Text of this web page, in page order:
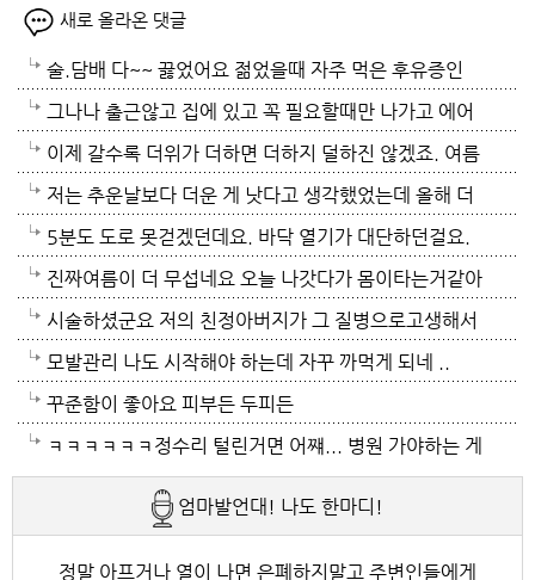
새로 올라온 댓글
술.담배 다~~ 끓었어요 젊었을때 자주 먹은 후유증인
가? 나이먹어서 생고생중 입니다 ㅠㅠㅠㅠ
그나나 출근않고 집에 있고 꼭 필요할때만 나가고 에어
컨 켜고 있으니 그나마 잘견디고 있네요 이렇게 에어컨
이 가열되면 지구온도는 더 올라갈것이고 전력은 더 모
자날것이고 악순환이죠
이제 갈수록 더위가 더하면 더하지 덜하진 않겠죠. 여름
만 없음 좋겠어요. 여름이 무서워요.ㅎ 겨울엔 추움 옷
이래도 껴입고 집에 가만있음 되는데 ..여름은 집을나가
기가 겁나요. 장대비가 한바탕 퍼부움 좋겠네요.
저는 추운날보다 더운 게 낫다고 생각했었는데 올해 더
위는 난생처음 겪는 거라 적응이 안되네요. 제발 비가 쏟
아져서 기온이 내려가면 좋겠어요.
5분도 도로 못걷겠던데요. 바닥 열기가 대단하던걸요.
지하도로 들어가서 병원근처서 또다시 지상으로 올라와
병원갔네요. 두군데를 가느라고 어제그랬죠. 엔간하면
밖에 나가지마요. 쓰러져요.ㅎ쿠팡에서 배달시키고 집
에있는걸로 저도 해결하네요. 처서가 23일이네요. 비좀
왔음 좋겠어요.근대 당분간 비소식이 없더라구요. 내일
부터 중부지방은 더위가 좀 주춤한다 일기예보서 그러
긴하데요. 좀만 참으면 되겠지요. 에어컨 없는집 어찌사
나 몰라요. 서울 봉천동 아파트엔 전기나가고 물도안나
진짜여름이 더 무섭네요 오늘 나갓다가 몸이타는거같아
택시타고 왔어요 당분간 안나가야겠어요 처서가 되면
햇빛도 덜따갑고 더위도 한풀꺽이던데 이러다가 여름나
라로 변할수도 있겠어요 쿠팡에 바람나오는 팬달린 조
끼팔던데 그거는 오래는 사용이안되겠지요 태풍이라도
불어 이 열기를 식혀주먼 좋겠어요 살다가 태풍기다리
기는 처음이네요
시술하셨군요 저의 친정아버지가 그 질병으로고생해서
저도 좀 압니다 남자들이 나이먹음 잘 걸리는병이죠 여
자들이 방광염에 자주 걸리듯이 그병도 재발이 잦은편
이여서 조심하셔야 할거에요 남편분 술 좋아하시나요
보통 술많이 드시는분이 오는 질병인데 저의 아버지가
술고래였거든요
모발관리 나도 시작해야 하는데 자꾸 까먹게 되네 ..
꾸준함이 좋아요 피부든 두피든
ㅋㅋㅋㅋㅋㅋ정수리 털린거면 어쨰... 병원 가야하는 게
엄마발언대! 나도 한마디!
정말 아프거나 열이 나면 은폐하지말고 주변인들에게